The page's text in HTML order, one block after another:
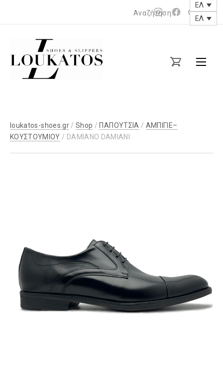
Νέο
παράθυρο
Νέο
παράθυρο
ΕΛ
ΕΛ
loukatos-
shoes.gr
loukatos-shoes.gr/Shop / ΠΑΠΟΥΤΣΙΑ / ΑΜΠΙΓΙΕ–
ΚΟΥΣΤΟΥΜΙΟΥ / DAMIANO DAMIANI